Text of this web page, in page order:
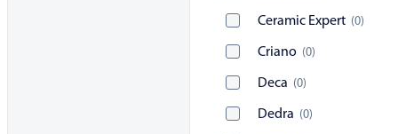
Ceramic Expert (0)
Criano (0)
Deca (0)
Dedra (0)